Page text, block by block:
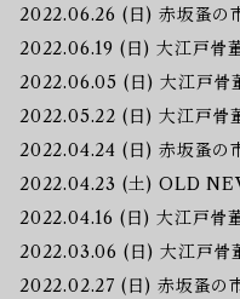
2022.06.26 (日) 赤坂蚤
2022.06.19 (日) 大江戸骨
2022.06.05 (日) 大江戸骨
2022.05.22 (日) 大江戸骨
2022.04.24 (日) 赤坂蚤
2022.04.23 (土) OLD
2022.04.16 (日) 大江戸骨
2022.03.06 (日) 大江戸骨
2022.02.27 (日) 赤坂蚤